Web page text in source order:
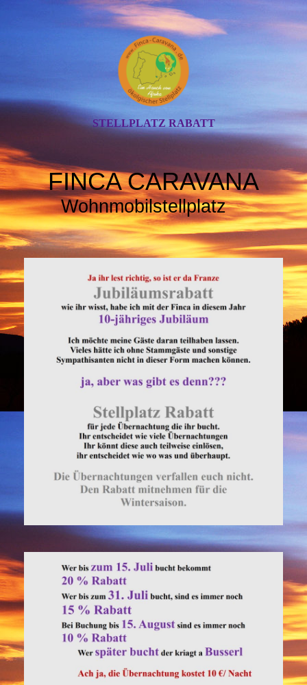
STELLPLATZ RABATT
FINCA CARAVANA
Wohnmobilstellplatz